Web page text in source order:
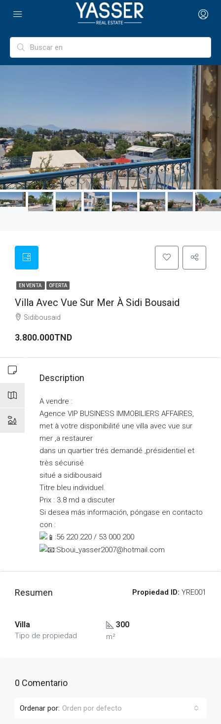
EN VENTA OFERTA
Villa Avec Vue Sur Mer À Sidi Bousaid
Sidibousaid
3.800.000TND
Description
A vendre :
Agence VIP BUSINESS IMMOBILIERS AFFAIRES,
met à votre disponibilité une villa avec vue sur
mer ,a restaurer
dans un quartier trés demandé ,présidentiel et
très sécurisé
situé a sidibousaid
Titre bleu individuel.
Prix : 3.8 md a discuter
Si desea más información, póngase en contacto
con :
:56 220 220 / 53 000 200
:Sboui_yasser2007@hotmail.com
Resumen Propiedad ID: YRE001
Villa
Tipo de propiedad
300
m²
0 Comentario
Ordenar por: Orden por defecto